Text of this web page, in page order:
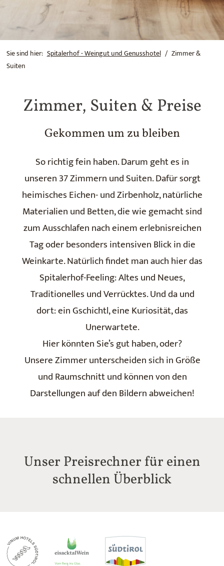
Sie sind hier: Spitalerhof - Weingut und Genusshotel
Zimmer &
Suiten
Zimmer, Suiten & Preise
Gekommen um zu bleiben
So richtig fein haben. Darum geht es in
unseren 37 Zimmern und Suiten. Dafür sorgt
heimisches Eichen- und Zirbenholz, natürliche
Materialien und Betten, die wie gemacht sind
zum Ausschlafen nach einem erlebnisreichen
Tag oder besonders intensiven Blick in die
Weinkarte. Natürlich findet man auch hier das
Spitalerhof-Feeling: Altes und Neues,
Traditionelles und Verrücktes. Und da und
dort: ein Gschichtl, eine Kuriosität, das
Unerwartete.
Hier könnten Sie’s gut haben, oder?
Unsere Zimmer unterscheiden sich in Größe
und Raumschnitt und können von den
Darstellungen auf den Bildern abweichen!
Unser Preisrechner für einen
schnellen Überblick